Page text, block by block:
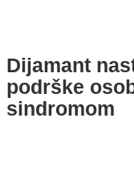
Dijamant
podrške
sindromom